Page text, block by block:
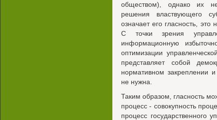
обществом), однако их
решения властвующего
означает его гласность, это
С точки зрения
информационную
оптимизации
представляет собой
нормативном закреплении
не нужна.
Таким образом, гласность
процесс - совокупность
процесс государственного